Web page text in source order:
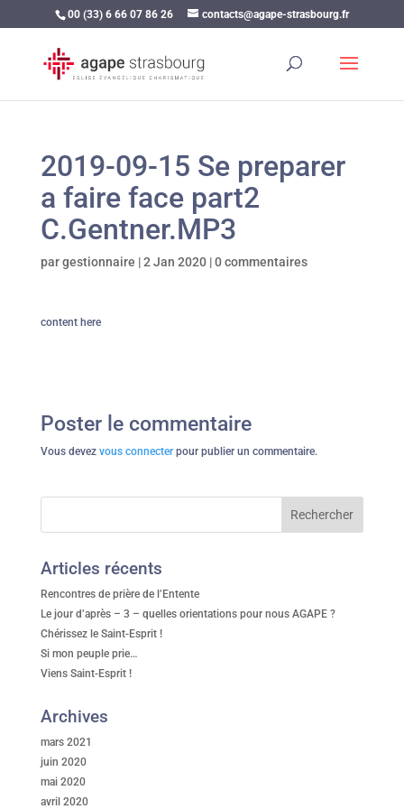
00 (33) 6 66 07 86 26 contacts@agape-strasbourg.fr
2019-09-15 Se preparer
a faire face part2
C.Gentner.MP3
pargestionnaire |2 Jan 2020|0 commentaires
content here
Poster le commentaire
Vous devez vous connecterpour publier un commentaire.
Articles récents
Rencontres de prière de l’Entente
Le jour d’après – 3 – quelles orientations pour nous AGAPE ?
Chérissez le Saint-Esprit !
Si mon peuple prie…
Viens Saint-Esprit !
Archives
mars 2021
juin 2020
mai 2020
avril 2020